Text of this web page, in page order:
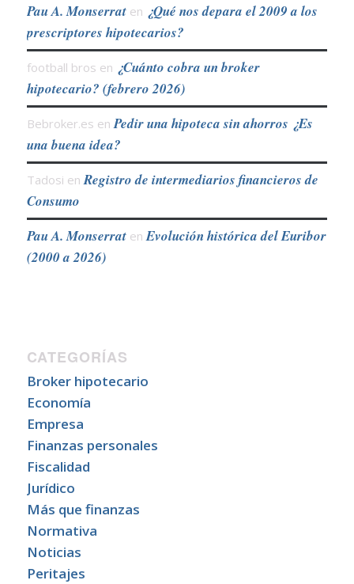
Pau A. Monserraten ¿Qué nos depara el 2009 a los
prescriptores hipotecarios?
football bros en ¿Cuánto cobra un broker
hipotecario? (febrero 2026)
Bebroker.es enPedir una hipoteca sin ahorros ¿Es
una buena idea?
Tadosi enRegistro de intermediarios financieros de
Consumo
Pau A. MonserratenEvolución histórica del Euribor
(2000 a 2026)
CATEGORÍAS
Broker hipotecario
Economía
Empresa
Finanzas personales
Fiscalidad
Jurídico
Más que finanzas
Normativa
Noticias
Peritajes